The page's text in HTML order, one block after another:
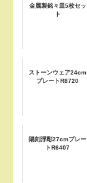
金属製銘々皿5枚セッ
ト
ストーンウェア24cm
プレートR8720
陽刻浮彫27cmプレー
トR6407